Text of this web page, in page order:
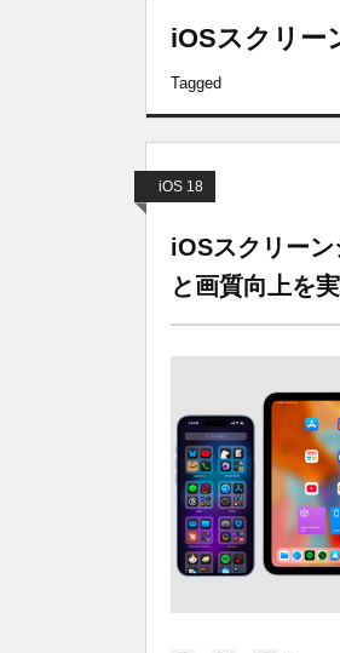
iOSスクリー
Tagged
iOS 18
iOSスクリー
と画質向上を